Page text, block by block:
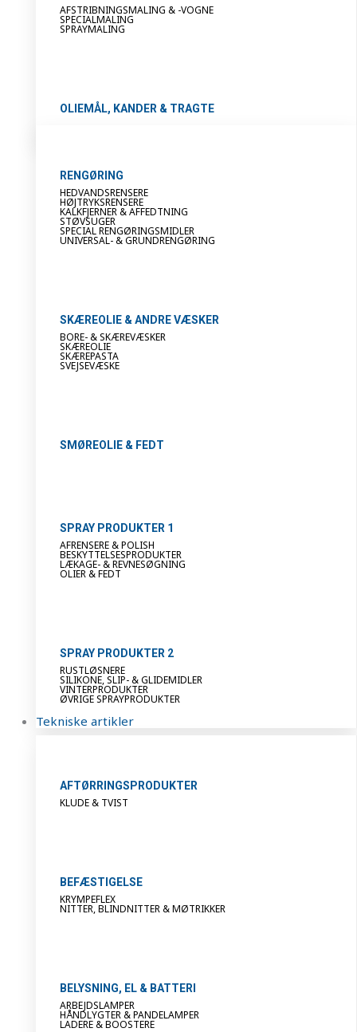
AFSTRIBNINGSMALING & -VOGNE
SPECIALMALING
SPRAYMALING
OLIEMÅL, KANDER & TRAGTE
RENGØRING
HEDVANDSRENSERE
HØJTRYKSRENSERE
KALKFJERNER & AFFEDTNING
STØVSUGER
SPECIAL RENGØRINGSMIDLER
UNIVERSAL- & GRUNDRENGØRING
SKÆREOLIE & ANDRE VÆSKER
BORE- & SKÆREVÆSKER
SKÆREOLIE
SKÆREPASTA
SVEJSEVÆSKE
SMØREOLIE & FEDT
SPRAY PRODUKTER 1
AFRENSERE & POLISH
BESKYTTELSESPRODUKTER
LÆKAGE- & REVNESØGNING
OLIER & FEDT
SPRAY PRODUKTER 2
RUSTLØSNERE
SILIKONE, SLIP- & GLIDEMIDLER
VINTERPRODUKTER
ØVRIGE SPRAYPRODUKTER
Tekniske artikler
AFTØRRINGSPRODUKTER
KLUDE & TVIST
BEFÆSTIGELSE
KRYMPEFLEX
NITTER, BLINDNITTER & MØTRIKKER
BELYSNING, EL & BATTERI
ARBEJDSLAMPER
HÅNDLYGTER & PANDELAMPER
LADERE & BOOSTERE